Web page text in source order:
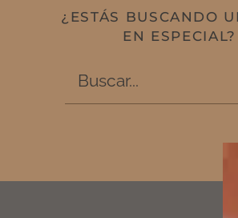
¿ESTÁS BUSCANDO
EN ESPECIAL?